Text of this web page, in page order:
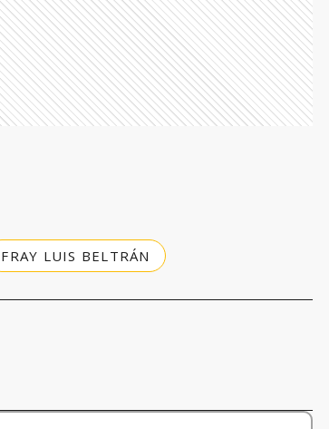
FRAY LUIS BELTRÁN